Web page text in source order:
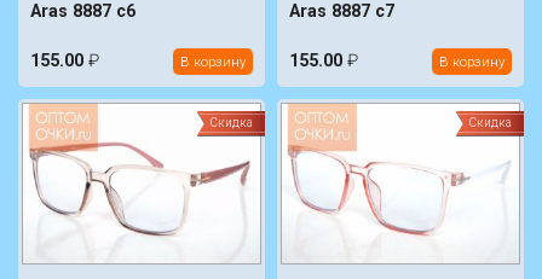
Aras 8887 c6
155.00 ₽ В корзину
Aras 8887 c7
155.00 ₽ В корзину
Скидка Скидка